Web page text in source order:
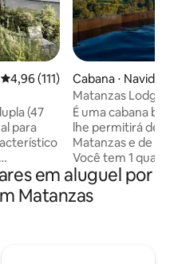
4,96 de uma avaliação média
4,96 (111)
(47
para
virgem.
e
Cabana ⋅ Navidad
Matanzas Lodge,
hidromassagem.
É uma cabana
lhe permitirá
Matanzas e de
Você tem 1
banheiro e
de estar que se
com um belo
em aluguel por
Matanzas